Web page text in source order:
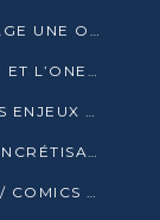
DETTE PUBLIQUE : BRAZZAVILLE ENGAGE UNE OPÉRATION DE RACHAT DE 575 MILLIONS DE DOLLARS
GOUVERNANCE FINANCIÈRE : LA DGPP ET L’ONEC-C VERS UN PARTENARIAT POUR ASSAINIR LES ENTREPRISES PUBLIQUES
CONGO TERMINAL SENSIBILISE SUR LES ENJEUX DE LA SANTÉ MENTALE EN
LE SOMMET AFRICA FORWARD : LA CONCRÉTISATION DE PARTENARIATS ÉQUILIBRÉS ET TOURNÉS VERS L’AVENIR ENTRE LE CONTINENT AFRICAIN ET LA FRANCE
NEA ÉDITIONS SACRÉE MEILLEURE BD / COMICS D’AFRIQUE AU KENYA